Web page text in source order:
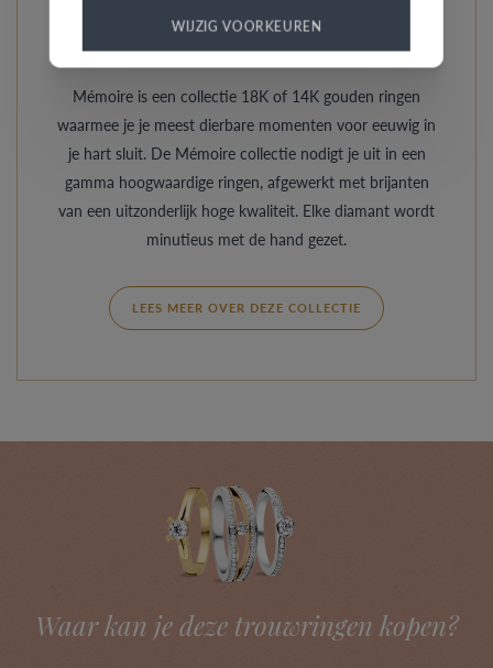
Mémoire is een collectie 18K of 14K gouden ringen
waarmee je je meest dierbare momenten voor eeuwig in
je hart sluit. De Mémoire collectie nodigt je uit in een
gamma hoogwaardige ringen, afgewerkt met brijanten
van een uitzonderlijk hoge kwaliteit. Elke diamant wordt
minutieus met de hand gezet.
LEES MEER OVER DEZE COLLECTIE
Waar kan je deze trouwringen kopen?
WIJZIG VOORKEUREN